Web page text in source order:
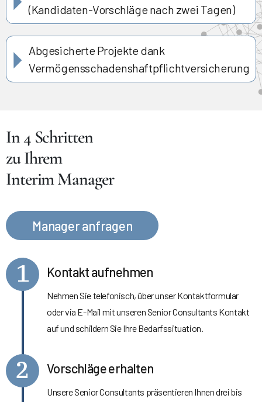
(Kandidaten-Vorschläge nach zwei Tagen)
Abgesicherte Projekte dank
Vermögensschadenshaftpflichtversicherung
In 4 Schritten
zu Ihrem
Interim Manager
Manager anfragen
1 Kontakt aufnehmen
Nehmen Sie telefonisch, über unser Kontaktformular
oder via E-Mail mit unseren Senior Consultants Kontakt
auf und schildern Sie Ihre Bedarfssituation.
2 Vorschläge erhalten
Unsere Senior Consultants präsentieren Ihnen drei bis